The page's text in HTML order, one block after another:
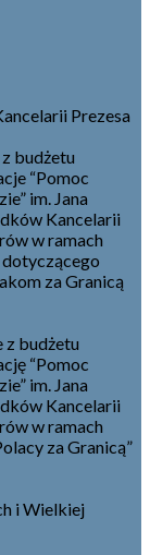
Prezesa
budżetu
“Pomoc
im. Jana
Kancelarii
w ramach
za Granicą
z budżetu
“Pomoc
im. Jana
Kancelarii
w ramach
za Granicą”
i Wielkiej